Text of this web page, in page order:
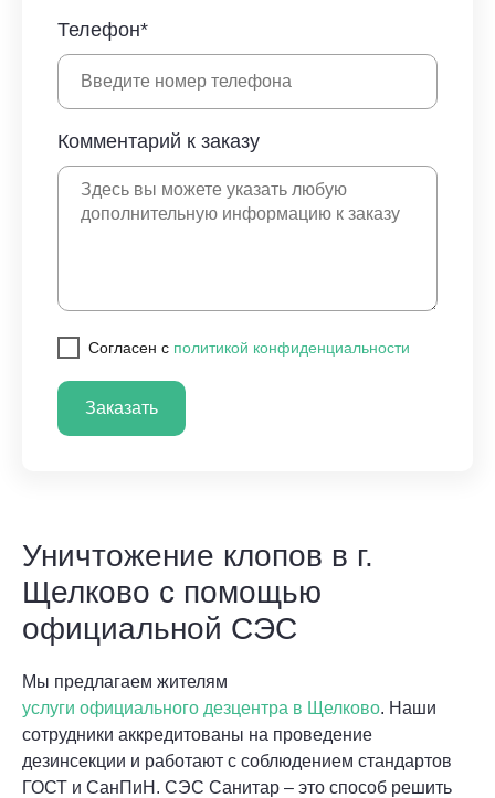
Телефон*
Комментарий к заказу
Cогласен с политикой конфиденциальности
Заказать
Уничтожение клопов в г.
Щелково с помощью
официальной СЭС
Мы предлагаем жителям
услуги официального дезцентра в Щелково. Наши
сотрудники аккредитованы на проведение
дезинсекции и работают с соблюдением стандартов
ГОСТ и СанПиН. СЭС Санитар – это способ решить